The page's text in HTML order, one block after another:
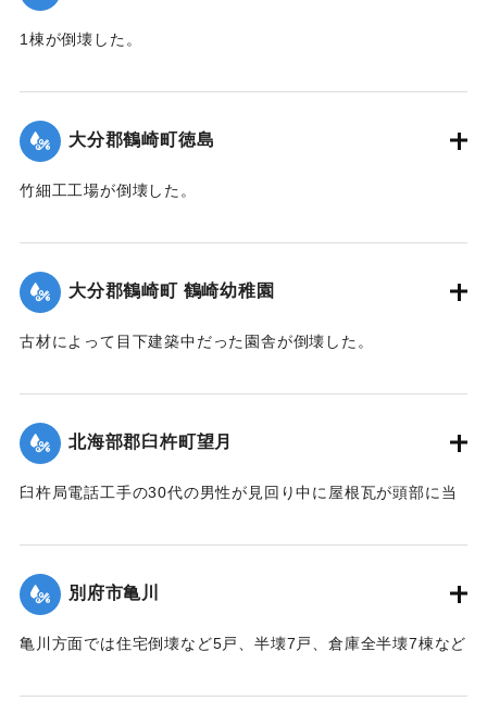
1棟が倒壊した。
｜固有コード:00474066
大分郡鶴崎町徳島
竹細工工場が倒壊した。
｜固有コード:00474059
大分郡鶴崎町 鶴崎幼稚園
古材によって目下建築中だった園舎が倒壊した。
｜固有コード: 00474060
北海部郡臼杵町望月
臼杵局電話工手の30代の男性が見回り中に屋根瓦が頭部に当
｜固有コード:
別府市亀川
亀川方面では住宅倒壊など5戸、半壊7戸、倉庫全半壊7棟など